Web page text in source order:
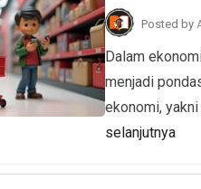
Posted by
Dalam
menjadi
ekonomi,
selanjutnya